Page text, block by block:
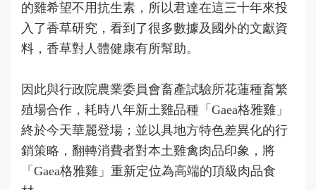
的雞希望不用抗生素，所以君達在這三十年來投
入了香草研究，看到了很多數據及國外的文獻資
料，香草對人體健康有所幫助。
因此與行政院農業委員會畜產試驗所花蓮種畜繁
殖場合作，耗時八年新土雞品種「Gaea格雅雞」
終於今天華麗登場；並以具地方特色差異化的行
銷策略，翻轉消費者對本土雞禽肉品印象，將
「Gaea格雅雞」重新定位為高端的頂級肉品食